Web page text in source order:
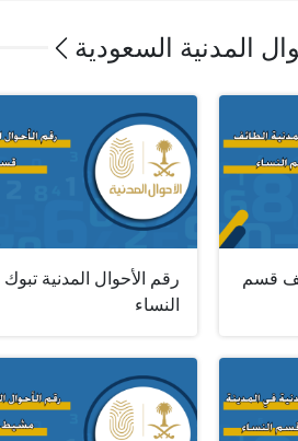
المدنية السعودية
قسم
رقم الأحوال المدنية
النساء